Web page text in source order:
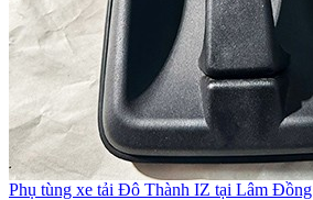
Phụ tùng xe tải Đô Thành IZ tại Lâm Đồng